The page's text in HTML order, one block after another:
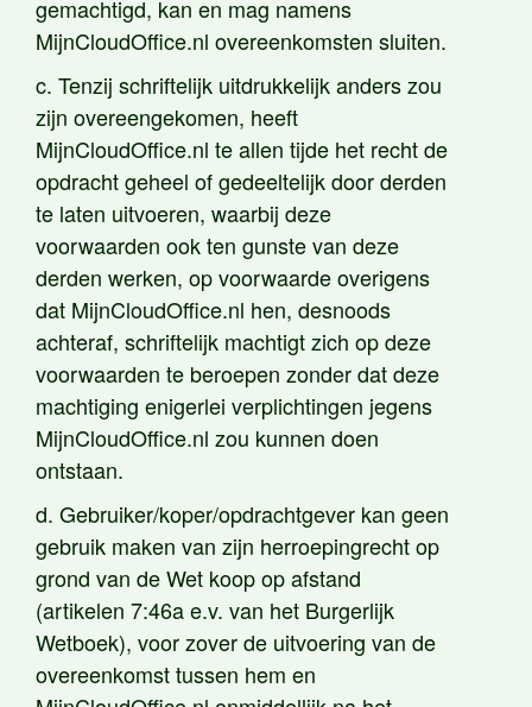
gemachtigd, kan en mag namens
MijnCloudOffice.nl overeenkomsten sluiten.
c. Tenzij schriftelijk uitdrukkelijk anders zou
zijn overeengekomen, heeft
MijnCloudOffice.nl te allen tijde het recht de
opdracht geheel of gedeeltelijk door derden
te laten uitvoeren, waarbij deze
voorwaarden ook ten gunste van deze
derden werken, op voorwaarde overigens
dat MijnCloudOffice.nl hen, desnoods
achteraf, schriftelijk machtigt zich op deze
voorwaarden te beroepen zonder dat deze
machtiging enigerlei verplichtingen jegens
MijnCloudOffice.nl zou kunnen doen
ontstaan.
d. Gebruiker/koper/opdrachtgever kan geen
gebruik maken van zijn herroepingrecht op
grond van de Wet koop op afstand
(artikelen 7:46a e.v. van het Burgerlijk
Wetboek), voor zover de uitvoering van de
overeenkomst tussen hem en